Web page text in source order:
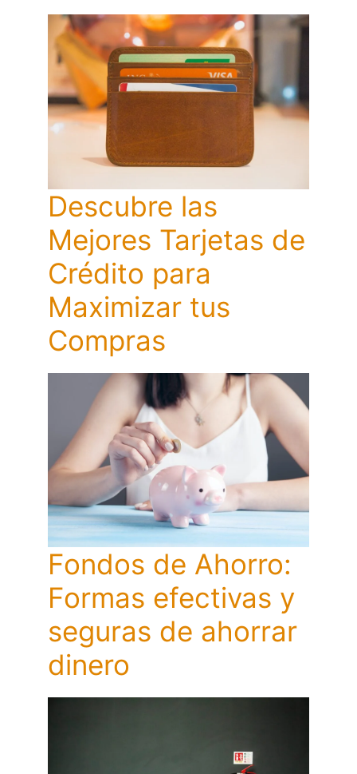
Descubre las
Mejores Tarjetas de
Crédito para
Maximizar tus
Compras
Fondos de Ahorro:
Formas efectivas y
seguras de ahorrar
dinero